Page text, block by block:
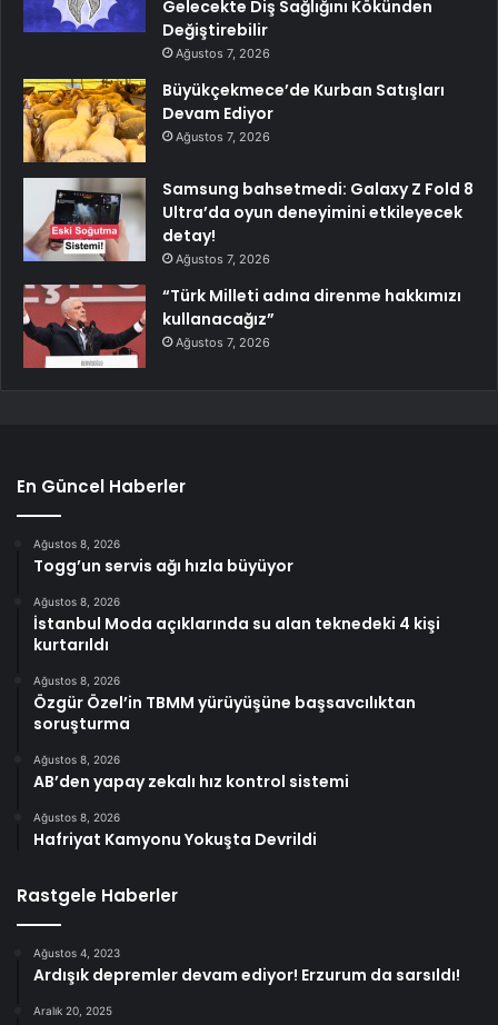
Gelecekte Diş Sağlığını Kökünden
Değiştirebilir
Ağustos 7, 2026
Büyükçekmece’de Kurban Satışları
Devam Ediyor
Ağustos 7, 2026
Samsung bahsetmedi: Galaxy Z Fold 8
Ultra’da oyun deneyimini etkileyecek
detay!
Ağustos 7, 2026
“Türk Milleti adına direnme hakkımızı
kullanacağız”
Ağustos 7, 2026
En Güncel Haberler
Ağustos 8, 2026
Togg’un servis ağı hızla büyüyor
Ağustos 8, 2026
İstanbul Moda açıklarında su alan teknedeki 4 kişi
kurtarıldı
Ağustos 8, 2026
Özgür Özel’in TBMM yürüyüşüne başsavcılıktan
soruşturma
Ağustos 8, 2026
AB’den yapay zekalı hız kontrol sistemi
Ağustos 8, 2026
Hafriyat Kamyonu Yokuşta Devrildi
Rastgele Haberler
Ağustos 4, 2023
Ardışık depremler devam ediyor! Erzurum da sarsıldı!
Aralık 20, 2025